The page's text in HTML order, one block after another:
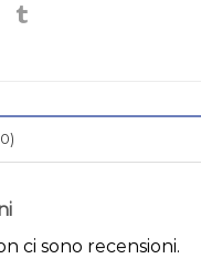
ci sono recensioni.